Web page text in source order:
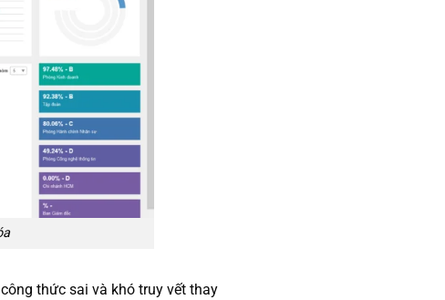
thức sai và khó truy vết thay